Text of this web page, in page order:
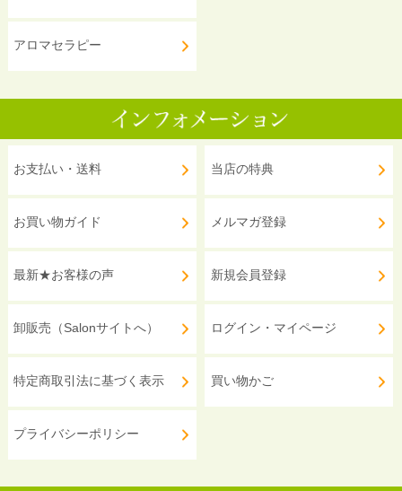
アロマセラピー
お支払い・送料
お買い物ガイド
最新★お客様の声
卸販売（Salonサイトへ）
特定商取引法に基づく表示
プライバシーポリシー
当店の特典
メルマガ登録
新規会員登録
ログイン・マイページ
買い物かご